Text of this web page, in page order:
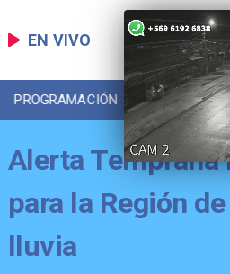
EN VIVO
PROGRAMACIÓN LOCAL
Alerta Temprana
para la Región
lluvia